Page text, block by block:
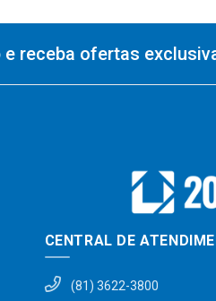
e receba ofertas
CENTRAL DE
(81) 3622-3800